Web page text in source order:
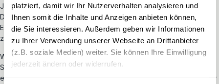
platziert, damit wir Ihr Nutzerverhalten analysieren und
Ihnen somit die Inhalte und Anzeigen anbieten können,
die Sie interessieren. Außerdem geben wir Informationen
zu Ihrer Verwendung unserer Webseite an Drittanbieter
(z.B. soziale Medien) weiter. Sie können Ihre Einwilligung
jederzeit ändern oder widerrufen.
Jahre altenFelszeichnungender Jardwadjali und Djab Wurrung.
Diese kunsthistorischen Zeugnisse bieten einen authentischen
Einblick in das kulturelle Erbe der Aboriginal People und gehören
zu den bedeutendsten Fundstätten ihrer Art in Südostaustralien.
Wanderungen durch neblige Täler am Morgen oder entspannte
Stunden am Abend mit Ausblick auf die Gebirgslandschaft
ermöglichen intensive Naturerlebnisse und Momente der Ruhe. Der